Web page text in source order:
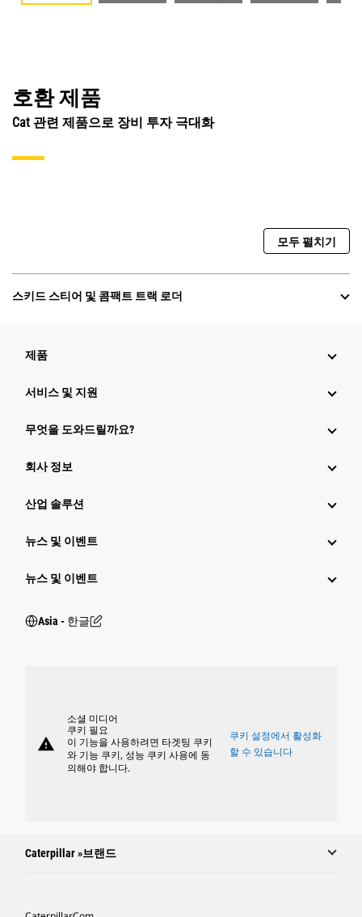
호환 제품
Cat 관련 제품으로 장비 투자 극대화
모두 펼치기
스키드 스티어 및 콤팩트 트랙 로더
제품
서비스 및 지원
무엇을 도와드릴까요?
회사 정보
산업 솔루션
뉴스 및 이벤트
뉴스 및 이벤트
Asia - 한글
warning
소셜 미디어
쿠키 필요
이 기능을 사용하려면 타겟팅 쿠키
와 기능 쿠키, 성능 쿠키 사용에 동
의해야 합니다.
쿠키 설정에서 활성화
할 수 있습니다
Caterpillar »브랜드